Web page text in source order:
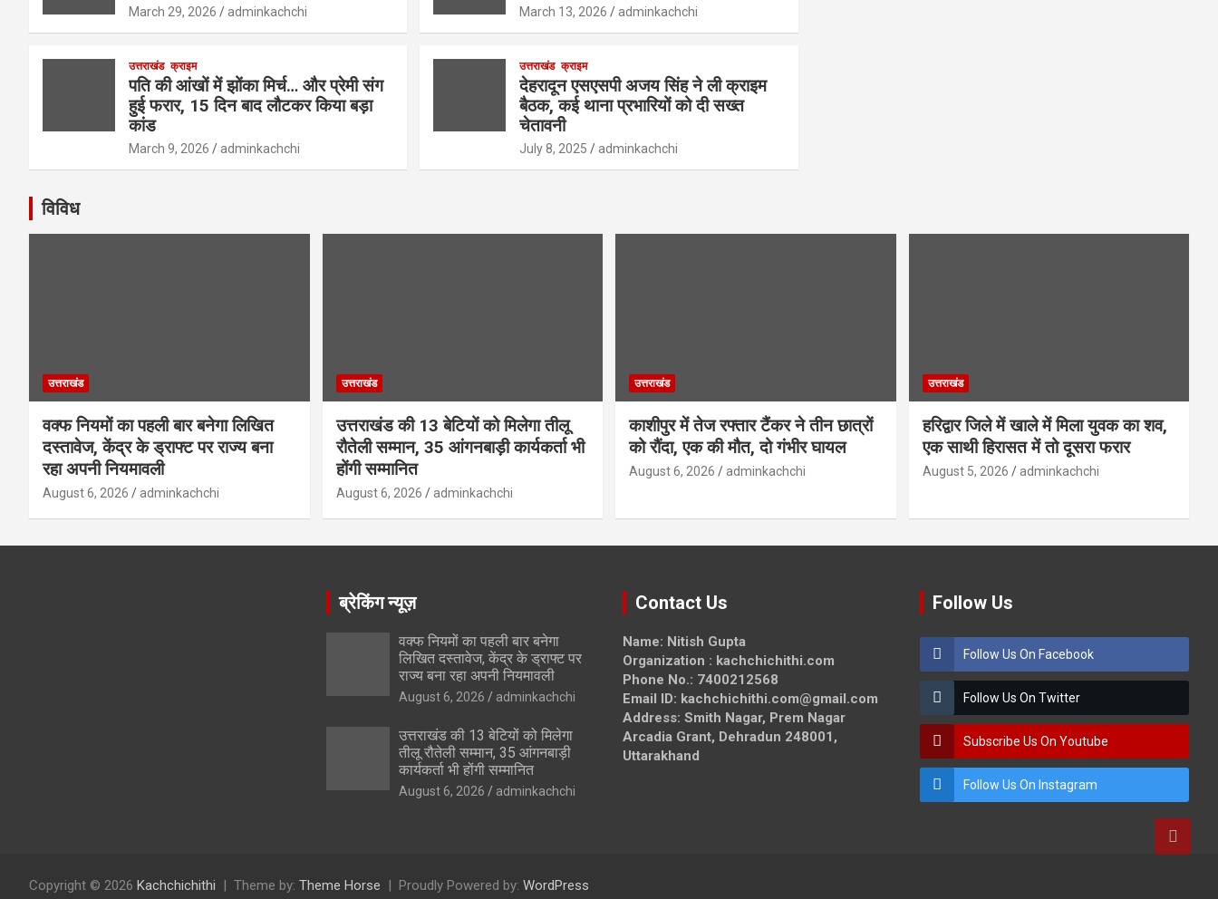
March 29, 2026 adminkachchi March 13, 2026 adminkachchi
उत्तराखंड क्राइम
पति की आंखों में झोंका मिर्च… और प्रेमी संग
हुई फरार, 15 दिन बाद लौटकर किया बड़ा
कांड
March 9, 2026 adminkachchi
उत्तराखंड क्राइम
देहरादून एसएसपी अजय सिंह ने ली क्राइम
बैठक, कई थाना प्रभारियों को दी सख्त
चेतावनी
July 8, 2025 adminkachchi
विविध
उत्तराखंड
वक्फ नियमों का पहली बार बनेगा लिखित
दस्तावेज, केंद्र के ड्राफ्ट पर राज्य बना
रहा अपनी नियमावली
August 6, 2026 adminkachchi
उत्तराखंड
उत्तराखंड की 13 बेटियों को मिलेगा तीलू
रौतेली सम्मान, 35 आंगनबाड़ी कार्यकर्ता भी
होंगी सम्मानित
August 6, 2026 adminkachchi
उत्तराखंड
काशीपुर में तेज रफ्तार टैंकर ने तीन छात्रों
को रौंदा, एक की मौत, दो गंभीर घायल
August 6, 2026 adminkachchi
उत्तराखंड
हरिद्वार जिले में खाले में मिला युवक का शव,
एक साथी हिरासत में तो दूसरा फरार
August 5, 2026 adminkachchi
ब्रेकिंग न्यूज़
वक्फ नियमों का पहली बार बनेगा
लिखित दस्तावेज, केंद्र के ड्राफ्ट पर
राज्य बना रहा अपनी नियमावली
August 6, 2026 adminkachchi
उत्तराखंड की 13 बेटियों को मिलेगा
तीलू रौतेली सम्मान, 35 आंगनबाड़ी
कार्यकर्ता भी होंगी सम्मानित
August 6, 2026 adminkachchi
Contact Us
Name: Nitish Gupta
Organization : kachchichithi.com
Phone No.: 7400212568
Email ID: kachchichithi.com@gmail.com
Address: Smith Nagar, Prem Nagar
Arcadia Grant, Dehradun 248001,
Uttarakhand
Follow Us
Follow Us On Facebook
Follow Us On Twitter
Subscribe Us On Youtube
Follow Us On Instagram
Copyright © 2026 Kachchichithi Theme by: Theme Horse Proudly Powered by: WordPress